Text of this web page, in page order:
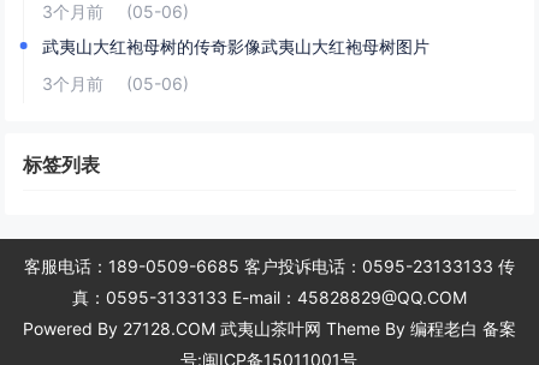
3个月前
(05-06)
武夷山大红袍母树的传奇影像武夷山大红袍母树图片
3个月前
(05-06)
标签列表
客服电话：189-0509-6685 客户投诉电话：0595-23133133 传
真：0595-3133133 E-mail：45828829@QQ.COM
Powered By 27128.COM 武夷山茶叶网 Theme By 编程老白 备案
号:闽ICP备15011001号